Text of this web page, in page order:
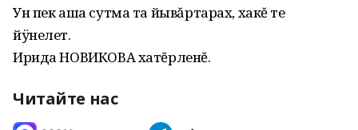
Ун пек аша сутма та йывăртарах‚ хакĕ те
йÿнелет.
Ирида НОВИКОВА хатĕрленĕ.
Читайте нас